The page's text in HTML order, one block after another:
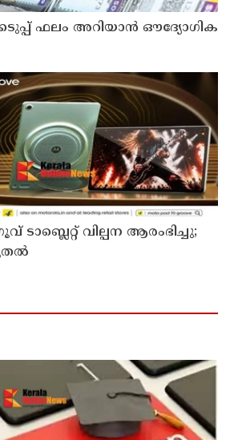
ഫലം അറിയാൻ ഔദ്യോഗിക
ടാബ്ലെറ്റ് വില്പന ആരംഭിച്ചു;